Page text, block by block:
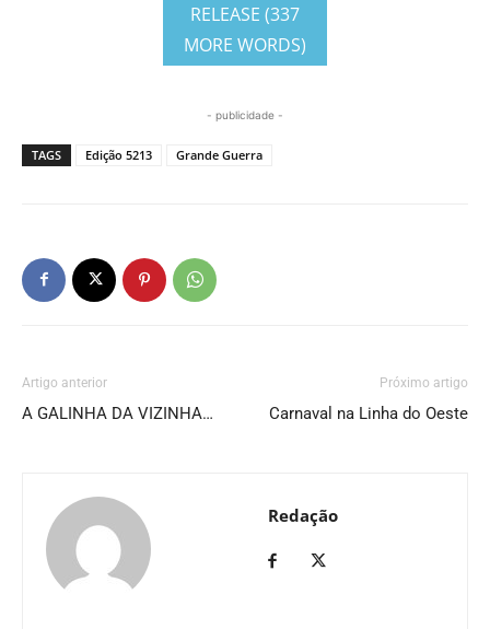
RELEASE (337
MORE WORDS)
- publicidade -
TAGS Edição 5213 Grande Guerra
Artigo anterior
A GALINHA DA VIZINHA…
Próximo artigo
Carnaval na Linha do Oeste
Redação